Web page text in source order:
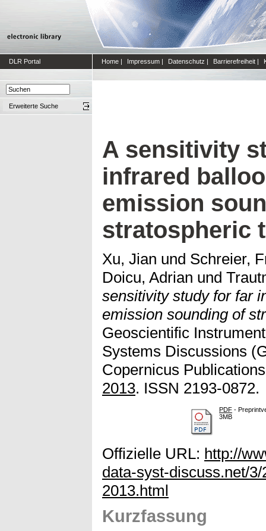
DLR Portal Home | Impressum | Datenschutz | Barrierefreiheit |
Erweiterte Suche
A sensitivity
infrared
emission
stratospheric
Xu, Jian und Schreier,
Doicu, Adrian und
sensitivity study for far
emission sounding of
Geoscientific
Systems Discussions
Copernicus
2013. ISSN 2193-0872.
PDF -
3MB
Offizielle URL: http://
data-syst-discuss.net/
2013.html
Kurzfassung